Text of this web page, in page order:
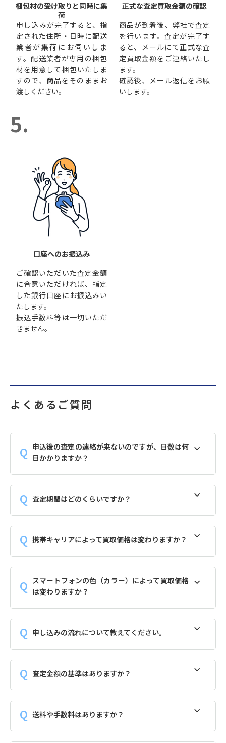
梱包材の受け取りと同時に集
荷
申し込みが完了すると、指
定された住所・日時に配送
業者が集荷にお伺いしま
す。配送業者が専用の梱包
材を用意して梱包いたしま
すので、商品をそのままお
渡しください。
正式な査定買取金額の確認
商品が到着後、弊社で査定
を行います。査定が完了す
ると、メールにて正式な査
定買取金額をご連絡いたし
ます。
確認後、メール返信をお願
いします。
5.
口座へのお振込み
ご確認いただいた査定金額
に合意いただければ、指定
した銀行口座にお振込みい
たします。
振込手数料等は一切いただ
きません。
よくあるご質問
申込後の査定の連絡が来ないのですが、日数は何
日かかりますか？
査定期間はどのくらいですか？
携帯キャリアによって買取価格は変わりますか？
スマートフォンの色（カラー）によって買取価格
は変わりますか？
申し込みの流れについて教えてください。
査定金額の基準はありますか？
送料や手数料はありますか？